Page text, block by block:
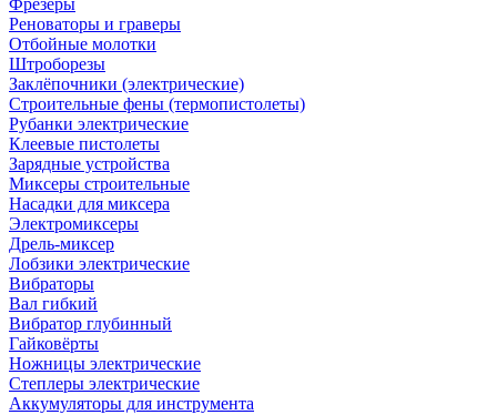
Фрезеры
Реноваторы и граверы
Отбойные молотки
Штроборезы
Заклёпочники (электрические)
Строительные фены (термопистолеты)
Рубанки электрические
Клеевые пистолеты
Зарядные устройства
Миксеры строительные
Насадки для миксера
Электромиксеры
Дрель-миксер
Лобзики электрические
Вибраторы
Вал гибкий
Вибратор глубинный
Гайковёрты
Ножницы электрические
Степлеры электрические
Аккумуляторы для инструмента